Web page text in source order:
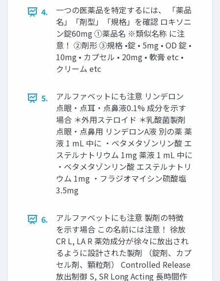
4.
一つの医薬品を特定するには、 「薬品
名」「剤型」「規格」を確認 ロキソニ
ン錠60mg ①薬品名 ※類似名称 に注
意！ ②剤形 ③規格 •錠 • 5mg • OD 錠 •
10mg • カプセル • 20mg • 軟膏 etc •
クリーム etc
5.
アルファベットにも注意 リンデロン
点眼・点耳・点鼻液0.1% 成分を示す
場合 ＊外用ステロイド ＊乳酸菌製剤
点眼・点鼻用 リンデロンA液 別の薬 薬
液 1 mL 中に ・ベタメタゾンリン酸 エ
ステルナトリウム 1mg 薬液 1 mL 中に
・ベタメタゾンリン酸 エステルナトリ
ウム 1mg ・フラジオマイシン硫酸塩
3.5mg
6.
アルファベットにも注意 製剤の特徴
を示す場合 この名前には注意！ 徐放
CR L, LA R 薬効成分が徐々に放出され
るように設計された製剤 （錠剤、カプ
セル剤、顆粒剤） Controlled Release
放出制御 S, SR Long Acting 長時間作